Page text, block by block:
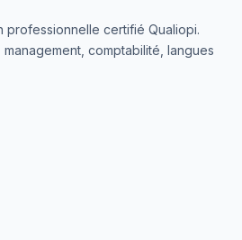
professionnelle certifié Qualiopi.
comptabilité, langues